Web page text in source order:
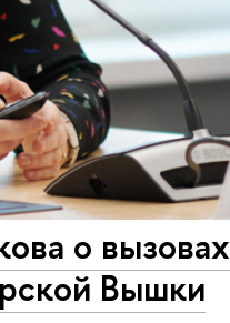
о вызовах
Вышки